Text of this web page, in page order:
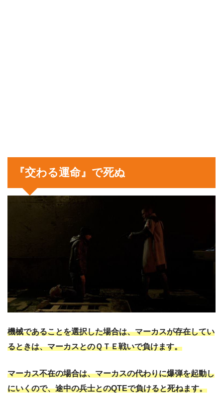
『交わる運命』で死ぬ
機械であることを選択した場合は、マーカスが存在してい
るときは、マーカスとのＱＴＥ戦いで負けます。
マーカス不在の場合は、マーカスの代わりに爆弾を起動し
にいくので、途中の兵士とのQTEで負けると死ねます。